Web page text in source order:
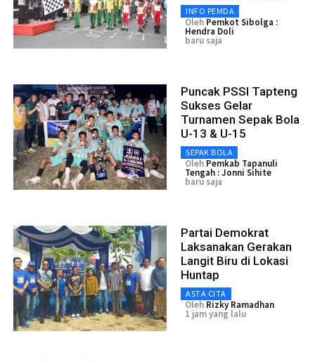
INFO PEMDA
Oleh Pemkot Sibolga :
Hendra Doli
baru saja
Puncak PSSI Tapteng
Sukses Gelar
Turnamen Sepak Bola
U-13 & U-15
SEPAK BOLA
Oleh Pemkab Tapanuli
Tengah : Jonni Sihite
baru saja
Partai Demokrat
Laksanakan Gerakan
Langit Biru di Lokasi
Huntap
ASTA CITA
Oleh Rizky Ramadhan
1 jam yang lalu